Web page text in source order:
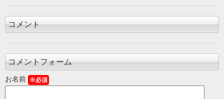
コメント
コメントフォーム
お名前 ※必須